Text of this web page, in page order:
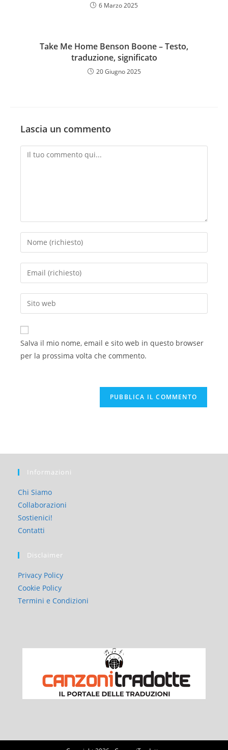
6 Marzo 2025
Take Me Home Benson Boone – Testo,
traduzione, significato
20 Giugno 2025
Lascia un commento
Salva il mio nome, email e sito web in questo browser
per la prossima volta che commento.
Informazioni
Chi Siamo
Collaborazioni
Sostienici!
Contatti
Disclaimer
Privacy Policy
Cookie Policy
Termini e Condizioni